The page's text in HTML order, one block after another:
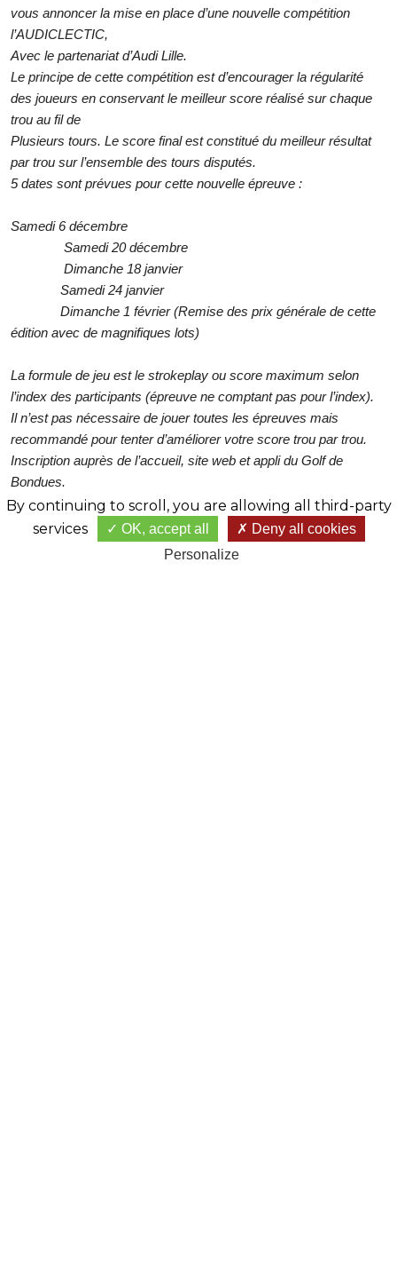
vous annoncer la mise en place d’une nouvelle compétition
l’AUDICLECTIC,
Avec le partenariat d’Audi Lille.
Le principe de cette compétition est d’encourager la régularité
des joueurs en conservant le meilleur score réalisé sur chaque
trou au fil de
Plusieurs tours. Le score final est constitué du meilleur résultat
par trou sur l’ensemble des tours disputés.
5 dates sont prévues pour cette nouvelle épreuve :
Samedi 6 décembre
Samedi 20 décembre
Dimanche 18 janvier
Samedi 24 janvier
Dimanche 1 février (Remise des prix générale de cette
édition avec de magnifiques lots)
La formule de jeu est le strokeplay ou score maximum selon
l’index des participants (épreuve ne comptant pas pour l’index).
Il n’est pas nécessaire de jouer toutes les épreuves mais
recommandé pour tenter d’améliorer votre score trou par trou.
Inscription auprès de l’accueil, site web et appli du Golf de
Bondues.
Bon golf à tous.
By continuing to scroll,you are allowing all third-party
services
OK, accept all
Deny all cookies
Personalize